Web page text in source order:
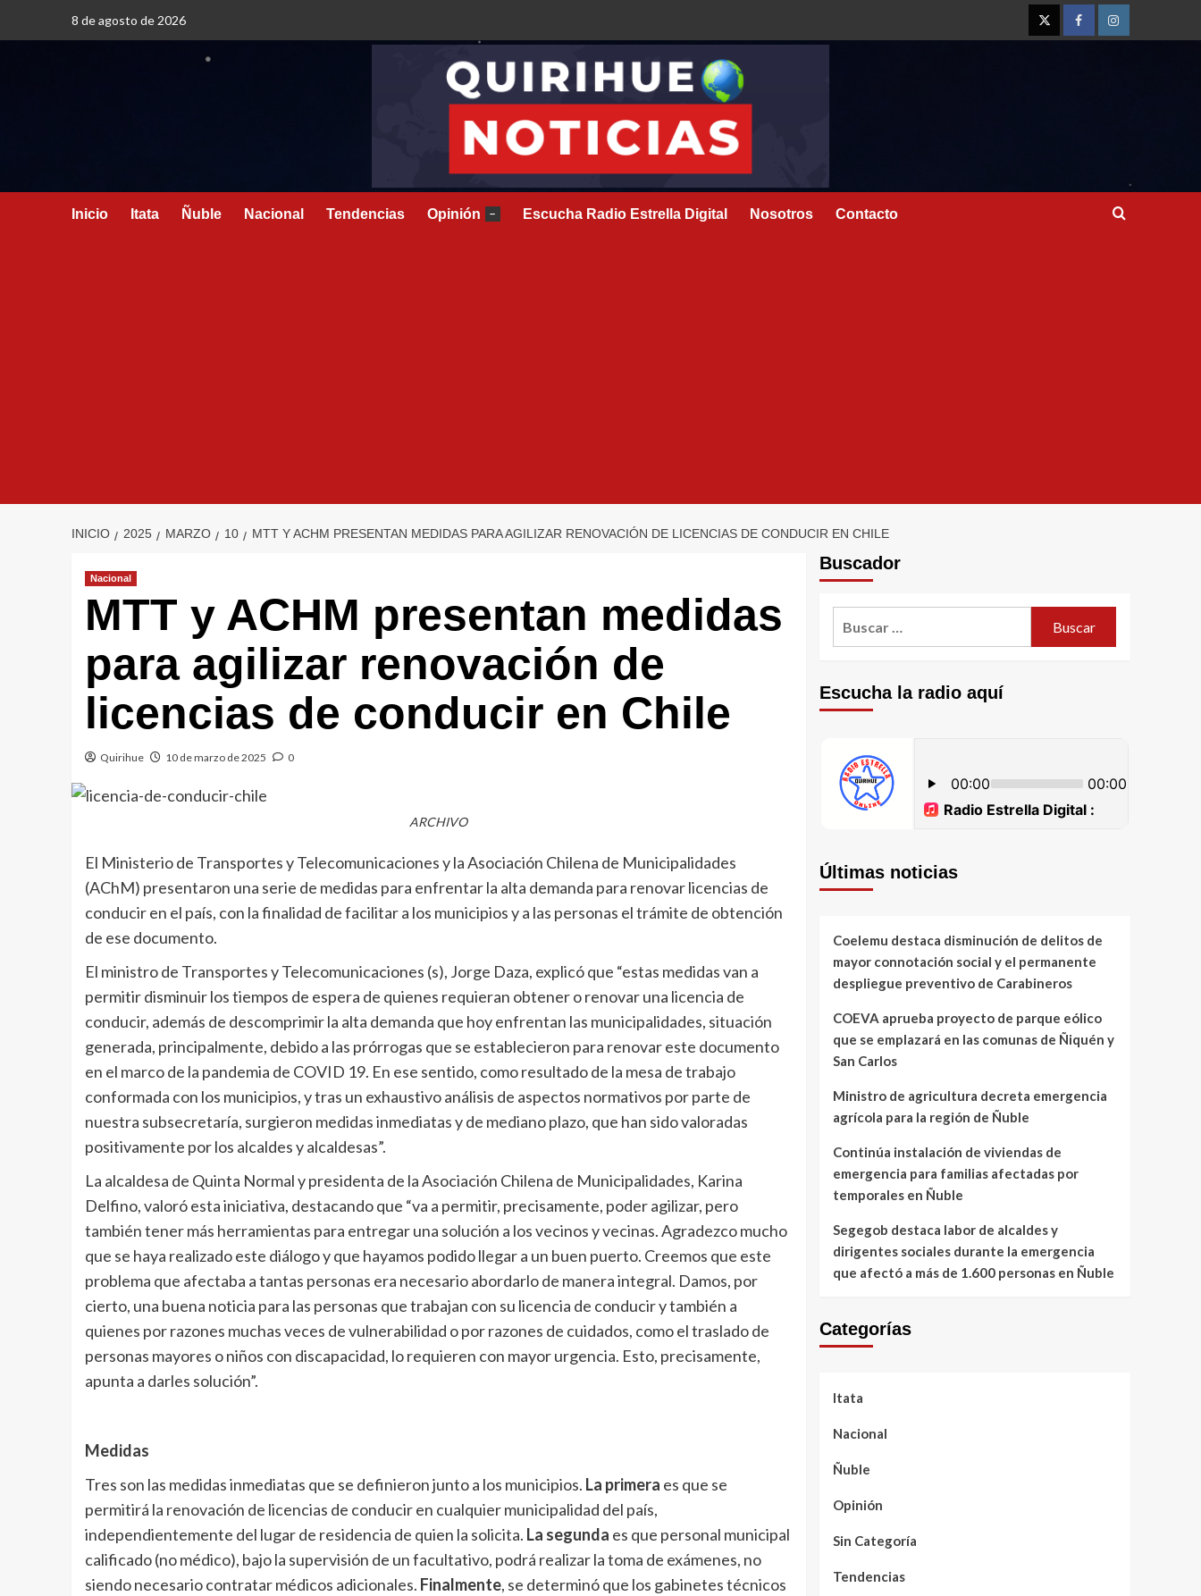
8 de agosto de 2026
Inicio Itata Ñuble Nacional Tendencias Opinión – Escucha Radio Estrella Digital Nosotros Contacto
INICIO 2025 MARZO 10 MTT Y ACHM PRESENTAN MEDIDAS PARA AGILIZAR RENOVACIÓN DE LICENCIAS DE CONDUCIR EN CHILE
Nacional
MTT y ACHM presentan medidas
para agilizar renovación de
licencias de conducir en Chile
Quirihue 10 de marzo de 2025 0
ARCHIVO
El Ministerio de Transportes y Telecomunicaciones y la Asociación Chilena de Municipalidades
(AChM) presentaron una serie de medidas para enfrentar la alta demanda para renovar licencias de
conducir en el país, con la finalidad de facilitar a los municipios y a las personas el trámite de obtención
de ese documento.
El ministro de Transportes y Telecomunicaciones (s), Jorge Daza, explicó que “estas medidas van a
permitir disminuir los tiempos de espera de quienes requieran obtener o renovar una licencia de
conducir, además de descomprimir la alta demanda que hoy enfrentan las municipalidades, situación
generada, principalmente, debido a las prórrogas que se establecieron para renovar este documento
en el marco de la pandemia de COVID 19. En ese sentido, como resultado de la mesa de trabajo
conformada con los municipios, y tras un exhaustivo análisis de aspectos normativos por parte de
nuestra subsecretaría, surgieron medidas inmediatas y de mediano plazo, que han sido valoradas
positivamente por los alcaldes y alcaldesas”.
La alcaldesa de Quinta Normal y presidenta de la Asociación Chilena de Municipalidades, Karina
Delfino, valoró esta iniciativa, destacando que “va a permitir, precisamente, poder agilizar, pero
también tener más herramientas para entregar una solución a los vecinos y vecinas. Agradezco mucho
que se haya realizado este diálogo y que hayamos podido llegar a un buen puerto. Creemos que este
problema que afectaba a tantas personas era necesario abordarlo de manera integral. Damos, por
cierto, una buena noticia para las personas que trabajan con su licencia de conducir y también a
quienes por razones muchas veces de vulnerabilidad o por razones de cuidados, como el traslado de
personas mayores o niños con discapacidad, lo requieren con mayor urgencia. Esto, precisamente,
apunta a darles solución”.
Medidas
Tres son las medidas inmediatas que se definieron junto a los municipios. La primera es que se
permitirá la renovación de licencias de conducir en cualquier municipalidad del país,
independientemente del lugar de residencia de quien la solicita. La segunda es que personal municipal
calificado (no médico), bajo la supervisión de un facultativo, podrá realizar la toma de exámenes, no
siendo necesario contratar médicos adicionales. Finalmente, se determinó que los gabinetes técnicos
Buscador
Escucha la radio aquí
Últimas noticias
Coelemu destaca disminución de delitos de
mayor connotación social y el permanente
despliegue preventivo de Carabineros
COEVA aprueba proyecto de parque eólico
que se emplazará en las comunas de Ñiquén y
San Carlos
Ministro de agricultura decreta emergencia
agrícola para la región de Ñuble
Continúa instalación de viviendas de
emergencia para familias afectadas por
temporales en Ñuble
Segegob destaca labor de alcaldes y
dirigentes sociales durante la emergencia
que afectó a más de 1.600 personas en Ñuble
Categorías
Itata
Nacional
Ñuble
Opinión
Sin Categoría
Tendencias